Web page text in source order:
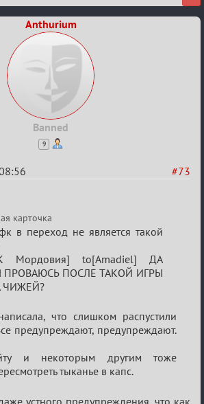
Anthurium
Banned
9
#73
карточка
в переход не является такой
Мордовия] to[Amadiel] ДА
ПРОВАЮСЬ ПОСЛЕ ТАКОЙ ИГРЫ
ЧИЖЕЙ?
что слишком распустили
предупреждают, предупреждают.
и некоторым другим тоже
тыканье в капс.
устного предупреждения, что как